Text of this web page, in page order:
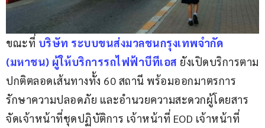
ขณะที่ บริษัท ระบบขนส่งมวลชนกรุงเทพจำกัด
(มหาชน) ผู้ให้บริการรถไฟฟ้าบีทีเอส ยังเปิดบริการตาม
ปกติตลอดเส้นทางทั้ง 60 สถานี พร้อมออกมาตรการ
รักษาความปลอดภัย และอำนวยความสะดวกผู้โดยสาร
จัดเจ้าหน้าที่ชุดปฏิบัติการ เจ้าหน้าที่ EOD เจ้าหน้าที่